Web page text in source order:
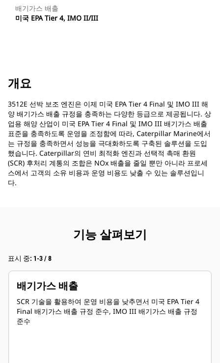
배기가스 배출
미국 EPA Tier 4, IMO II/III
개요
3512E 선박 보조 엔진은 이제 미국 EPA Tier 4 Final 및 IMO III 해
양 배기가스 배출 규정을 충족하는 다양한 등급으로 제공됩니다. 상
업용 해양 산업이 미국 EPA Tier 4 Final 및 IMO III 배기가스 배출
표준을 충족하도록 운영을 조정함에 따라, Caterpillar Marine에서
는 규정을 충족하면서 성능을 극대화하도록 구축된 솔루션을 도입
했습니다. Caterpillar의 연비 최적화 엔진과 선택적 촉매 환원
(SCR) 후처리 계통의 조합은 NOx 배출을 줄일 뿐만 아니라 프로세
스에서 고객의 소유 비용과 운영 비용도 낮출 수 있는 솔루션입니
다.
기능 살펴보기
표시 중: 1-3 / 8
배기가스 배출
SCR 기술을 활용하여 운영 비용을 낮추면서 미국 EPA Tier 4
Final 배기가스 배출 규정 준수, IMO III 배기가스 배출 규정
준수